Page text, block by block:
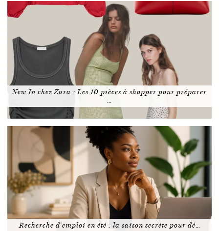
New In chez Zara : Les 10 pièces à shopper pour préparer
…
Recherche d’emploi en été : la saison secrète pour dé…